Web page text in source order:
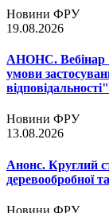
Новини ФРУ
19.08.2026
АНОНС. Вебінар
умови
відповідальності"
Новини ФРУ
13.08.2026
Анонс. Круглий
деревообробної
Новини ФРУ